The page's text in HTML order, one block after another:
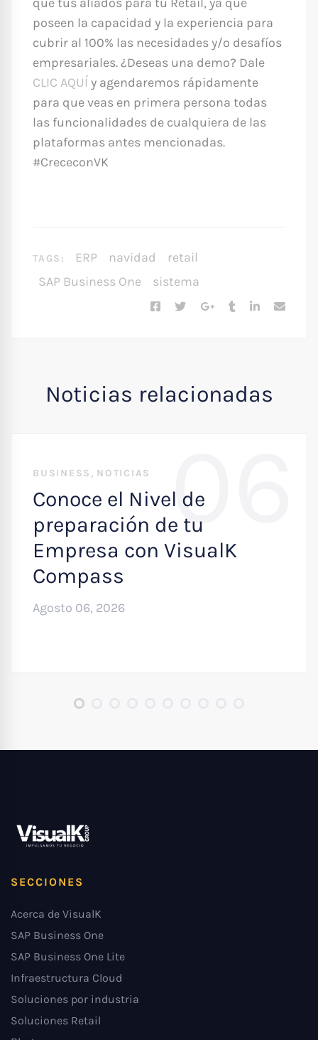
poseen la capacidad y la experiencia para
cubrir al 100% las necesidades y/o desafíos
empresariales. ¿Deseas una demo? Dale
CLIC AQUÍ y agendaremos rápidamente
para que veas en primera persona todas
las funcionalidades de cualquiera de las
plataformas antes mencionadas.
#CrececonVK
TAGS: ERP navidad
retail
SAP Business One
sistema
Noticias relacionadas
06
BUSINESS , NOTICIAS
Conoce el Nivel de
preparación de tu
Empresa con VisualK
Compass
Agosto 06, 2026
SECCIONES
Acerca de VisualK
SAP Business One
SAP Business One Lite
Infraestructura Cloud
Soluciones por industria
Soluciones Retail